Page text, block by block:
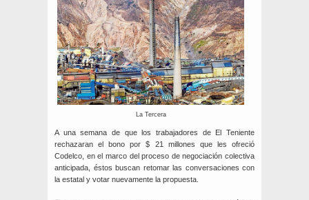
La Tercera
A una semana de que los trabajadores de El Teniente
rechazaran el bono por $ 21 millones que les ofreció
Codelco, en el marco del proceso de negociación colectiva
anticipada, éstos buscan retomar las conversaciones con
la estatal y votar nuevamente la propuesta.